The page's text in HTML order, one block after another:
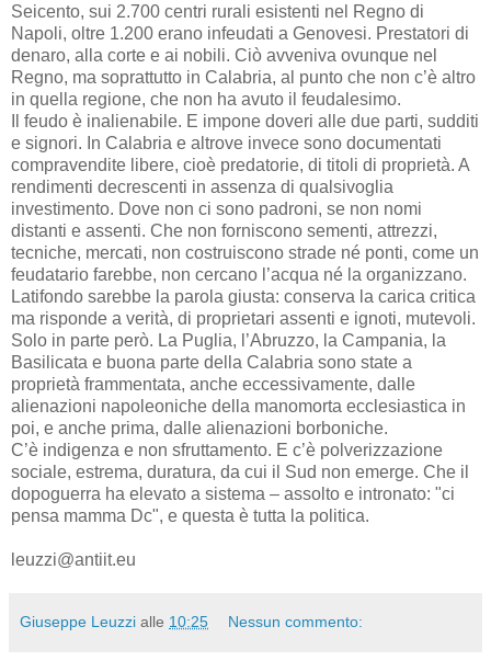
Seicento, sui 2.700 centri rurali esistenti nel Regno di
Napoli, oltre 1.200 erano infeudati a Genovesi. Prestatori di
denaro, alla corte e ai nobili. Ciò avveniva ovunque nel
Regno, ma soprattutto in Calabria, al punto che non c’è altro
in quella regione, che non ha avuto il feudalesimo.
Il feudo è inalienabile. E impone doveri alle due parti, sudditi
e signori. In Calabria e altrove invece sono documentati
compravendite libere, cioè predatorie, di titoli di proprietà. A
rendimenti decrescenti in assenza di qualsivoglia
investimento. Dove non ci sono padroni, se non nomi
distanti e assenti. Che non forniscono sementi, attrezzi,
tecniche, mercati, non costruiscono strade né ponti, come un
feudatario farebbe, non cercano l’acqua né la organizzano.
Latifondo sarebbe la parola giusta: conserva la carica critica
ma risponde a verità, di proprietari assenti e ignoti, mutevoli.
Solo in parte però. La Puglia, l’Abruzzo, la Campania, la
Basilicata e buona parte della Calabria sono state a
proprietà frammentata, anche eccessivamente, dalle
alienazioni napoleoniche della manomorta ecclesiastica in
poi, e anche prima, dalle alienazioni borboniche.
C’è indigenza e non sfruttamento. E c’è polverizzazione
sociale, estrema, duratura, da cui il Sud non emerge. Che il
dopoguerra ha elevato a sistema – assolto e intronato: "ci
pensa mamma Dc", e questa è tutta la politica.
leuzzi@antiit.eu
Giuseppe Leuzzi alle 10:25 Nessun commento: